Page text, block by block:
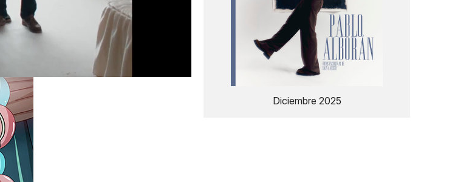
Diciembre 2025